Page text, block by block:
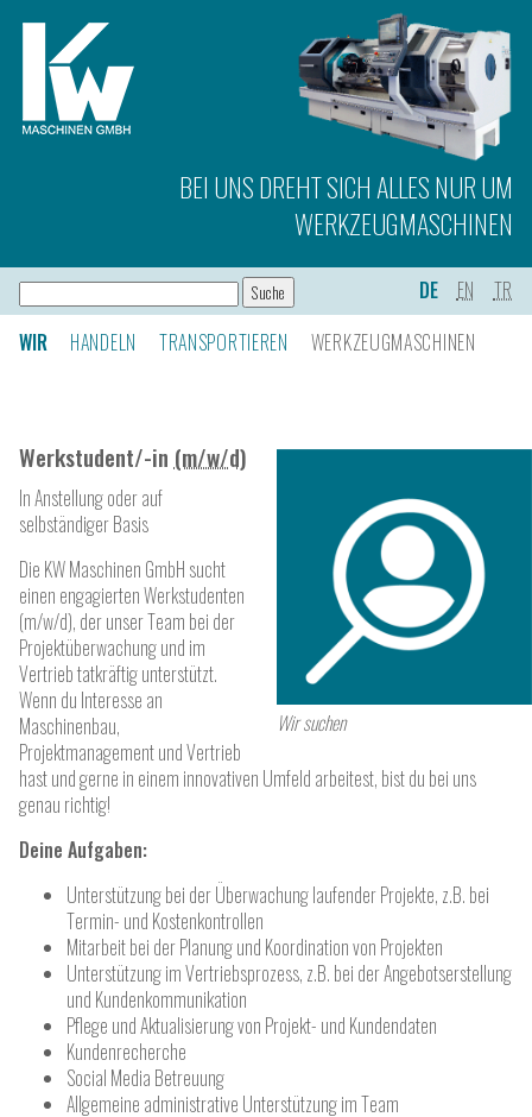
BEI UNS DREHT SICH ALLES NUR UM
WERKZEUGMASCHINEN
DE EN
TR
WIR
HANDELN TRANSPORTIEREN WERKZEUGMASCHINEN
Wir suchen
Werkstudent/-in (m/w/d)
In Anstellung oder auf
selbständiger Basis
Die KW Maschinen GmbH sucht
einen engagierten Werkstudenten
(m/w/d), der unser Team bei der
Projektüberwachung und im
Vertrieb tatkräftig unterstützt.
Wenn du Interesse an
Maschinenbau,
Projektmanagement und Vertrieb
hast und gerne in einem innovativen Umfeld arbeitest, bist du bei uns
genau richtig!
Deine Aufgaben:
Unterstützung bei der Überwachung laufender Projekte, z.B. bei
Termin- und Kostenkontrollen
Mitarbeit bei der Planung und Koordination von Projekten
Unterstützung im Vertriebsprozess, z.B. bei der Angebotserstellung
und Kundenkommunikation
Pflege und Aktualisierung von Projekt- und Kundendaten
Kundenrecherche
Social Media Betreuung
Allgemeine administrative Unterstützung im Team